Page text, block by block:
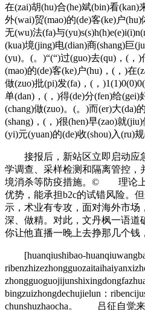
在(zai)胡(hu)合(he)斌(bin)看(kan)
外(wai)贸(mao)的(de)客(ke)户
无(wu)法(fa)与
(kua)境(jing)电(dian)商(shang)巨
(yu)。(。)“(“)过(guo)去(qu)，(，)
(mao)的(de)客(ke)户(hu)，(，)在
做(zuo)批(pi)发(fa)，(，
单(dan)，(，)得(de)分(fen)给(gei)
(chang)做(zuo)。(。)而(er)大(da)
(shang)，(，)很(hen)早(zao)就
(yi)元(yuan)的(de)收(shou)入(ru)
接报后，新站区立即启动应
学调查、采样检测和隔离管控，
境消杀等防疫措施。© 理论上
优势，能承担b2c的试错风险。
示，术业有专攻，面对海外市场
深、做精。对此，文丹枫一语道
你让他直播一晚上去挣那几个钱
[huanqiushibao-
bingzuizhongdechujielun：
chunshuzhaocha。 吕征自觉